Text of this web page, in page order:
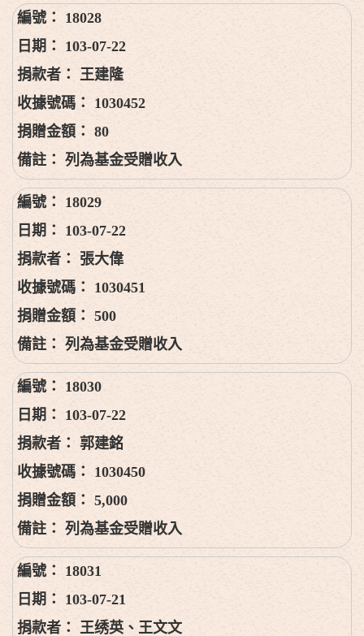
18028
103-07-22
王建隆
1030452
80
列為基金受贈收入
18029
103-07-22
張大偉
1030451
500
列為基金受贈收入
18030
103-07-22
郭建銘
1030450
5,000
列為基金受贈收入
18031
103-07-21
王绣英、王文文